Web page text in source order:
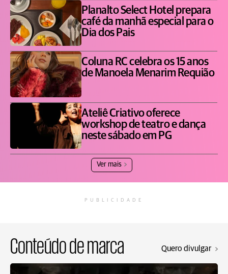
Planalto Select Hotel prepara
café da manhã especial para o
Dia dos Pais
Coluna RC celebra os 15 anos
de Manoela Menarim Requião
Ateliê Criativo oferece
workshop de teatro e dança
neste sábado em PG
Ver mais
PUBLICIDADE
Conteúdo de marca Quero divulgar